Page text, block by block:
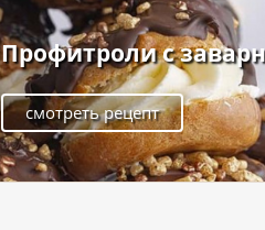
Профитроли с
смотреть рецепт